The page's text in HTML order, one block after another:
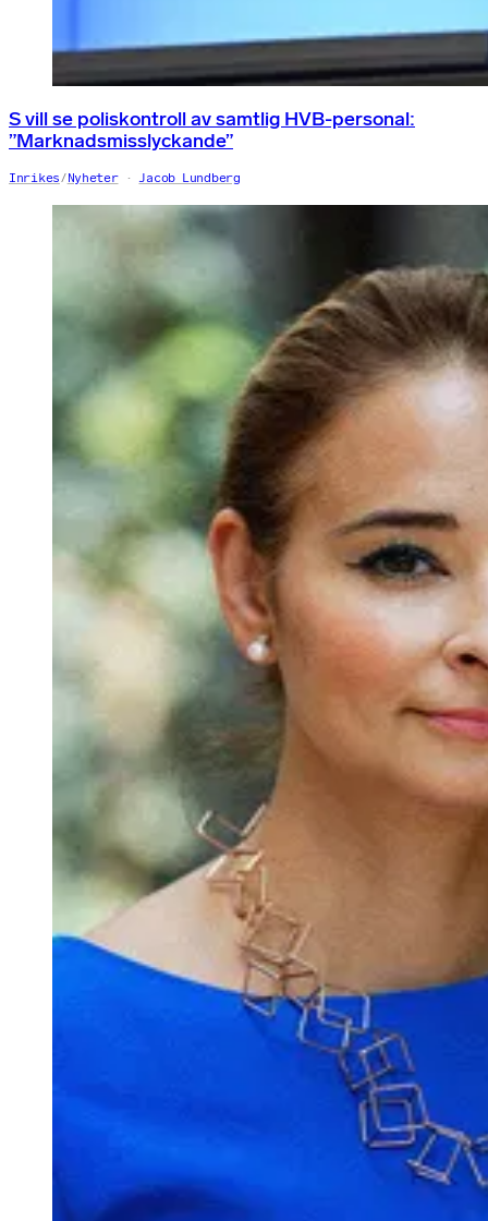
S vill se poliskontroll av samtlig HVB-personal:
”Marknadsmisslyckande”
Inrikes /Nyheter Jacob Lundberg